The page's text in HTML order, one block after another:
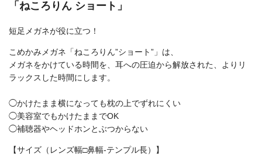
「ねころりん ショート」
短足メガネが役に立つ！
こめかみメガネ「ねころりん”ショート”」は、
メガネをかけている時間を、耳への圧迫から解放された、よりリ
ラックスした時間にします。
◯かけたまま横になっても枕の上でずれにくい
◯美容室でもかけたままでOK
◯補聴器やヘッドホンとぶつからない
【サイズ（レンズ幅□鼻幅-テンプル長）】